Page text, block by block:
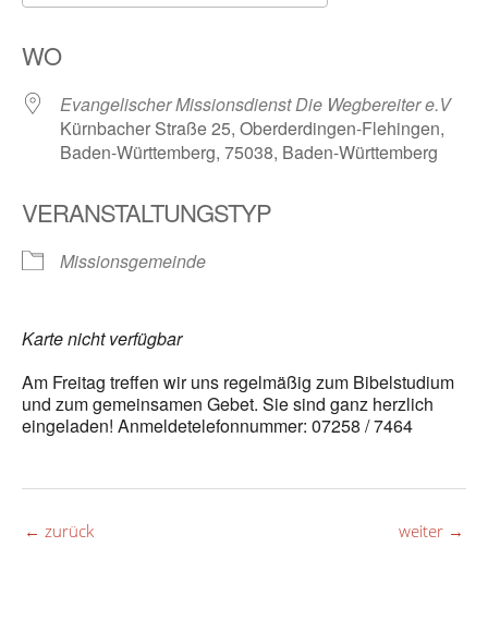
WO
Evangelischer Missionsdienst Die Wegbereiter e.V
Kürnbacher Straße 25, Oberderdingen-Flehingen,
Baden-Württemberg, 75038, Baden-Württemberg
VERANSTALTUNGSTYP
Missionsgemeinde
Karte nicht verfügbar
Am Freitag treffen wir uns regelmäßig zum Bibelstudium
und zum gemeinsamen Gebet. Sie sind ganz herzlich
eingeladen! Anmeldetelefonnummer: 07258 / 7464
← zurück weiter →